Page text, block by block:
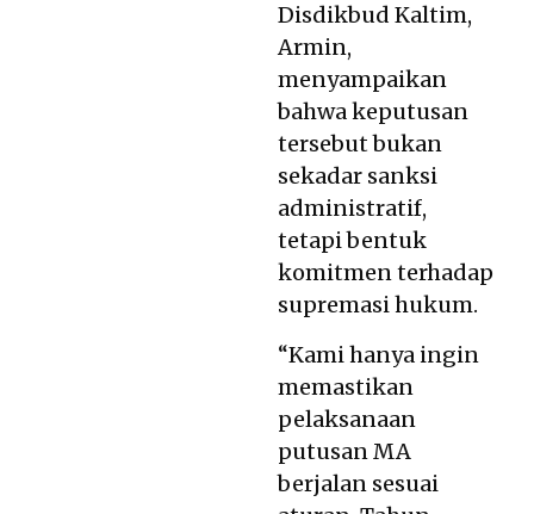
Disdikbud Kaltim,
Armin,
menyampaikan
bahwa keputusan
tersebut bukan
sekadar sanksi
administratif,
tetapi bentuk
komitmen terhadap
supremasi hukum.
“Kami hanya ingin
memastikan
pelaksanaan
putusan MA
berjalan sesuai